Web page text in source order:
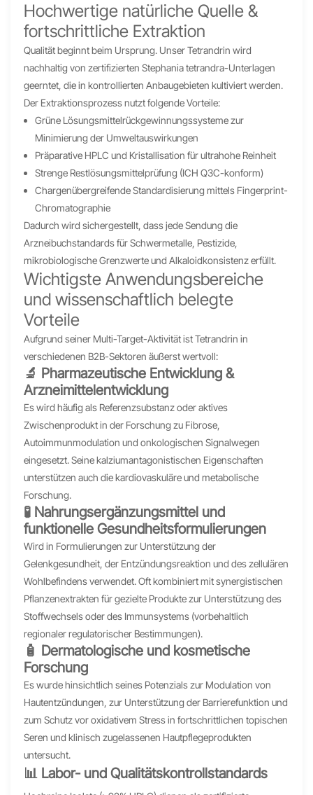
Hochwertige natürliche Quelle &
fortschrittliche Extraktion
Qualität beginnt beim Ursprung. Unser Tetrandrin wird
nachhaltig von zertifizierten Stephania tetrandra-Unterlagen
geerntet, die in kontrollierten Anbaugebieten kultiviert werden.
Der Extraktionsprozess nutzt folgende Vorteile:
Grüne Lösungsmittelrückgewinnungssysteme zur
Minimierung der Umweltauswirkungen
Präparative HPLC und Kristallisation für ultrahohe Reinheit
Strenge Restlösungsmittelprüfung (ICH Q3C-konform)
Chargenübergreifende Standardisierung mittels Fingerprint-
Chromatographie
Dadurch wird sichergestellt, dass jede Sendung die
Arzneibuchstandards für Schwermetalle, Pestizide,
mikrobiologische Grenzwerte und Alkaloidkonsistenz erfüllt.
Wichtigste Anwendungsbereiche
und wissenschaftlich belegte
Vorteile
Aufgrund seiner Multi-Target-Aktivität ist Tetrandrin in
verschiedenen B2B-Sektoren äußerst wertvoll:
🔬 Pharmazeutische Entwicklung &
Arzneimittelentwicklung
Es wird häufig als Referenzsubstanz oder aktives
Zwischenprodukt in der Forschung zu Fibrose,
Autoimmunmodulation und onkologischen Signalwegen
eingesetzt. Seine kalziumantagonistischen Eigenschaften
unterstützen auch die kardiovaskuläre und metabolische
Forschung.
🧪 Nahrungsergänzungsmittel und
funktionelle Gesundheitsformulierungen
Wird in Formulierungen zur Unterstützung der
Gelenkgesundheit, der Entzündungsreaktion und des zellulären
Wohlbefindens verwendet. Oft kombiniert mit synergistischen
Pflanzenextrakten für gezielte Produkte zur Unterstützung des
Stoffwechsels oder des Immunsystems (vorbehaltlich
regionaler regulatorischer Bestimmungen).
🧴 Dermatologische und kosmetische
Forschung
Es wurde hinsichtlich seines Potenzials zur Modulation von
Hautentzündungen, zur Unterstützung der Barrierefunktion und
zum Schutz vor oxidativem Stress in fortschrittlichen topischen
Seren und klinisch zugelassenen Hautpflegeprodukten
untersucht.
📊 Labor- und Qualitätskontrollstandards